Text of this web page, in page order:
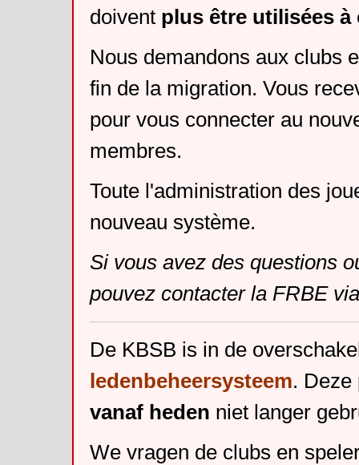
doivent plus être utilisées
Nous demandons aux clubs
fin de la migration. Vous
pour vous connecter au
membres.
Toute l'administration des
nouveau système.
Si vous avez des questions
pouvez contacter la FRBE
De KBSB is in de
ledenbeheersysteem. Deze
vanaf heden niet langer
We vragen de clubs en